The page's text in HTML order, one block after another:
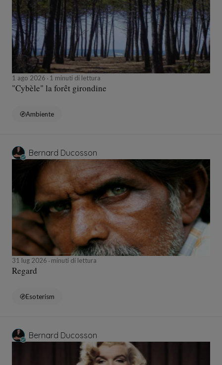
1 ago 2026 1 minuti di lettura
"Cybèle" la forêt girondine
Ambiente
Bernard Ducosson
31 lug 2026 minuti di lettura
Regard
Esoterism
Bernard Ducosson